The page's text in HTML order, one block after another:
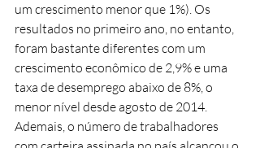
um crescimento menor que 1%). Os
resultados no primeiro ano, no entanto,
foram bastante diferentes com um
crescimento econômico de 2,9% e uma
taxa de desemprego abaixo de 8%, o
menor nível desde agosto de 2014.
Ademais, o número de trabalhadores